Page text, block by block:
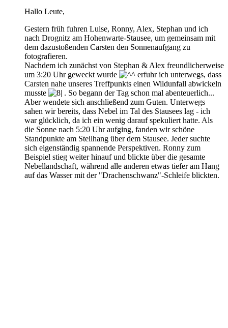
Hallo Leute,
Gestern früh fuhren Luise, Ronny, Alex, Stephan und ich
nach Drognitz am Hohenwarte-Stausee, um gemeinsam mit
dem dazustoßenden Carsten den Sonnenaufgang zu
fotografieren.
Nachdem ich zunächst von Stephan & Alex freundlicherweise
um 3:20 Uhr geweckt wurde
erfuhr ich unterwegs, dass
Carsten nahe unseres Treffpunkts einen Wildunfall abwickeln
musste
. So begann der Tag schon mal abenteuerlich...
Aber wendete sich anschließend zum Guten. Unterwegs
sahen wir bereits, dass Nebel im Tal des Stausees lag - ich
war glücklich, da ich ein wenig darauf spekuliert hatte. Als
die Sonne nach 5:20 Uhr aufging, fanden wir schöne
Standpunkte am Steilhang über dem Stausee. Jeder suchte
sich eigenständig spannende Perspektiven. Ronny zum
Beispiel stieg weiter hinauf und blickte über die gesamte
Nebellandschaft, während alle anderen etwas tiefer am Hang
auf das Wasser mit der "Drachenschwanz"-Schleife blickten.